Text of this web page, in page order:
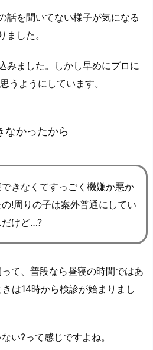
話を聞いてない様子が気になる
ました。
みました。しかし早めにプロに
うようにしています。
なかったから
きなくてすっごく機嫌か悪か
の!周りの子は案外普通にしてい
だけど…?
て、普段なら昼寝の時間ではあ
は14時から検診が始まりまし
い?って感じですよね。